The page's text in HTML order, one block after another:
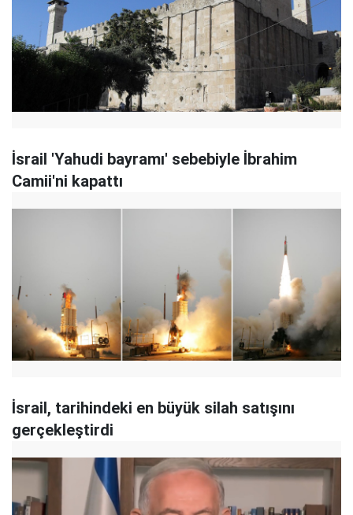
İsrail 'Yahudi bayramı' sebebiyle İbrahim
Camii'ni kapattı
İsrail, tarihindeki en büyük silah satışını
gerçekleştirdi